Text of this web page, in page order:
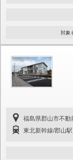
対象
福島県郡山市不動
東北新幹線/郡山